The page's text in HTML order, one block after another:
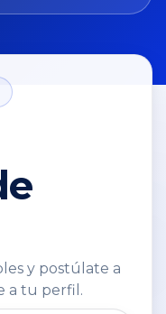
y postúlate a
a tu perfil.